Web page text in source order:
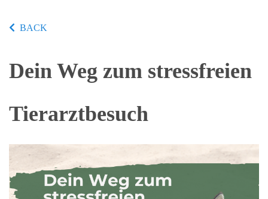
BACK
Dein Weg zum stressfreien
Tierarztbesuch